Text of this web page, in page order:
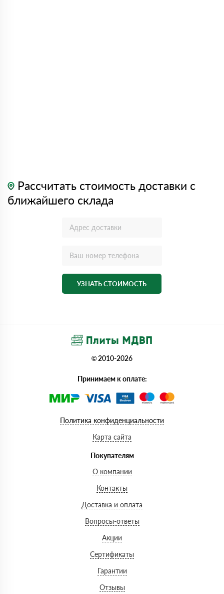
Рассчитать стоимость доставки с
ближайшего склада
УЗНАТЬ СТОИМОСТЬ
© 2010-2026
Принимаем к оплате:
Политика конфиденциальности
Карта сайта
Покупателям
О компании
Контакты
Доставка и оплата
Вопросы-ответы
Акции
Сертификаты
Гарантии
Отзывы